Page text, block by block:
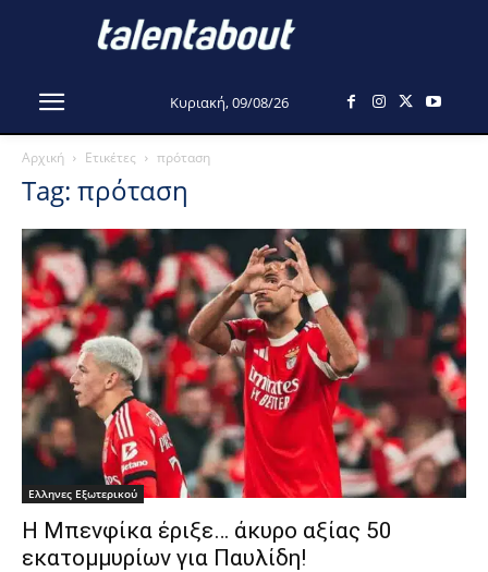
Κυριακή, 09/08/26
Αρχική Ετικέτες πρόταση
Tag: πρόταση
Ελληνες Εξωτερικού
Η Μπενφίκα έριξε… άκυρο αξίας 50
εκατομμυρίων για Παυλίδη!